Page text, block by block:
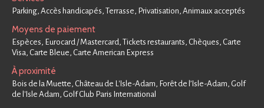
Parking, Accès handicapés, Terrasse, Privatisation, Animaux acceptés
Moyens de paiement
Espèces, Eurocard / Mastercard, Tickets restaurants, Chèques, Carte
Visa, Carte Bleue, Carte American Express
À proximité
Bois de la Muette, Château de L'Isle-Adam, Forêt de l’Isle-Adam, Golf
de l'Isle Adam, Golf Club Paris International